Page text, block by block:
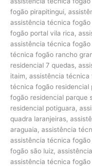
fogão pirapitingui,
assistência técnica
fogão portal vila rica,
assistência técnica
técnica fogão rancho
residencial 7 quedas,
itaim, assistência
técnica fogão residencial
fogão residencial parque
residencial potiguara,
quadra laranjeiras,
araguaia, assistência
assistência técnica
fogão são luiz,
assistência técnica